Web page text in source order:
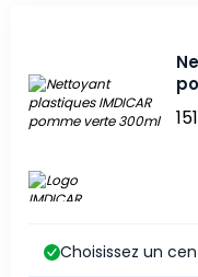
Choisissez un